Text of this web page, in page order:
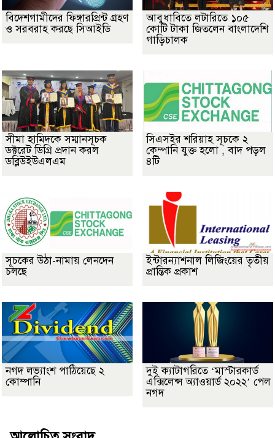
বিদেশগামীদের ফিঙ্গারপ্রিন্ট গ্রহণ
ও সরবরাহ করছে সিআইডি
আবুধাবিতে লটারিতে ১০৫
কোটি টাকা জিতলেন বাংলাদেশি
গাড়িচালক
সীমা হামিদকে সম্মানসূচক
ডক্টরেট ডিগ্রি প্রদান করল
ডব্লিউইউএলএম
সিএসইর শরিয়াহ সূচকে ২
কেম্পানি যুক্ত হলো , বাদ পড়ল
৪টি
সূচকের উঠা-নামায় লেনদেন
চলছে
ইন্টারন্যাশনাল লিজিংয়ের তৃতীয়
প্রান্তিক প্রকাশ
নগদ লভ্যাংশ পাঠিয়েছে ২
কোম্পানি
দুই ক্যাটাগরিতে ‘মাস্টারকার্ড
এক্সিলেন্স অ্যাওয়ার্ড ২০২২’ পেল
নগদ